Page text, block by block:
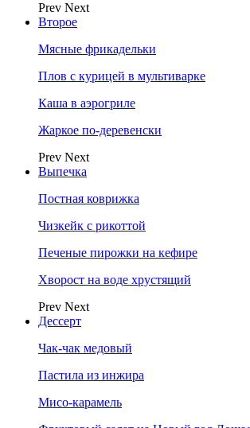
Prev Next
Второе
Мясные фрикадельки
Плов с курицей в мультиварке
Каша в аэрогриле
Жаркое по-деревенски
Prev Next
Выпечка
Постная коврижка
Чизкейк с рикоттой
Печеные пирожки на кефире
Хворост на воде хрустящий
Prev Next
Дессерт
Чак-чак медовый
Пастила из инжира
Мисо-карамель